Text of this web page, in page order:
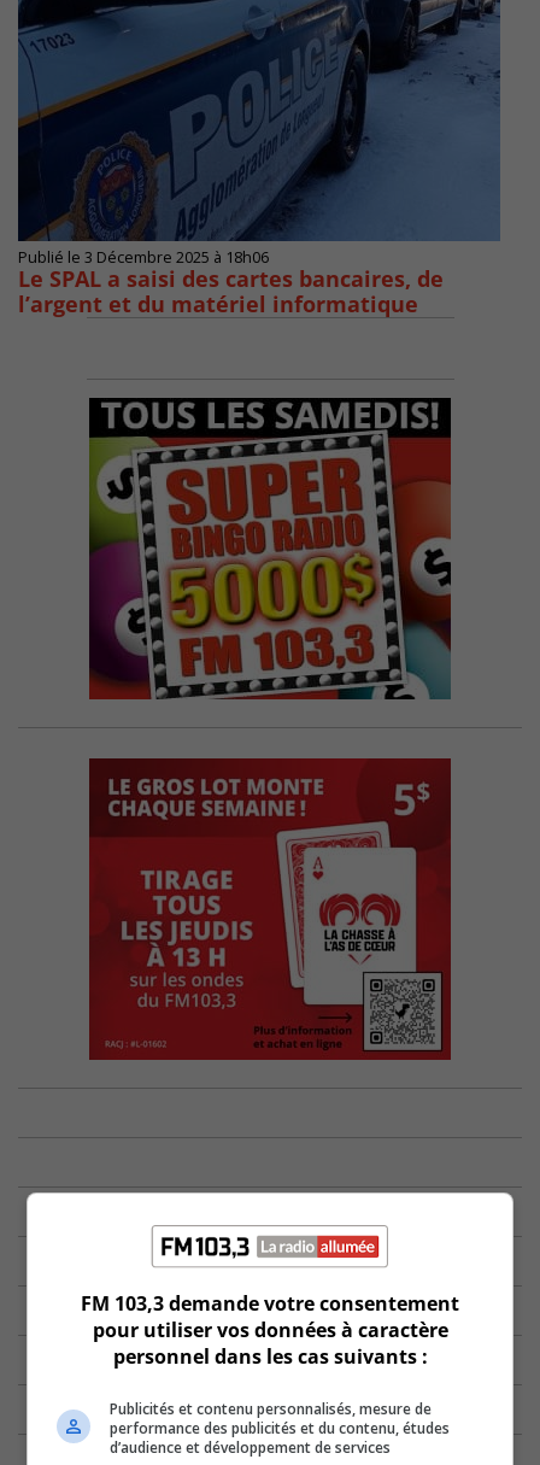
Publié le 3 Décembre 2025 à 18h06
Le SPAL a saisi des cartes bancaires, de
l’argent et du matériel informatique
FM 103,3 demande votre consentement
pour utiliser vos données à caractère
personnel dans les cas suivants :
Publicités et contenu personnalisés, mesure de
performance des publicités et du contenu, études
d’audience et développement de services